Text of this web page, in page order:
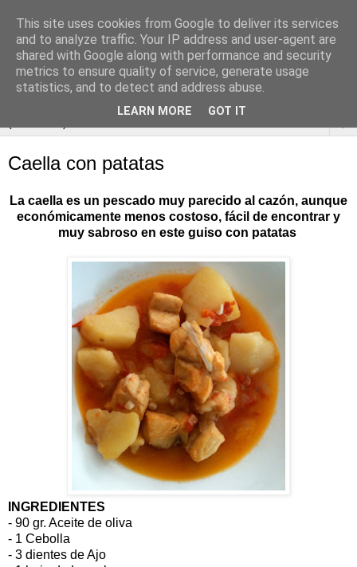
Caella con patatas
La caella es un pescado muy parecido al cazón, aunque
económicamente menos costoso, fácil de encontrar y
muy sabroso en este guiso con patatas
INGREDIENTES
- 90 gr. Aceite de oliva
- 1 Cebolla
- 3 dientes de Ajo
This site uses cookies from Google to deliver its services
and to analyze traffic. Your IP address and user-agent are
shared with Google along with performance and security
metrics to ensure quality of service, generate usage
statistics, and to detect and address abuse.
LEARN MORE GOT IT